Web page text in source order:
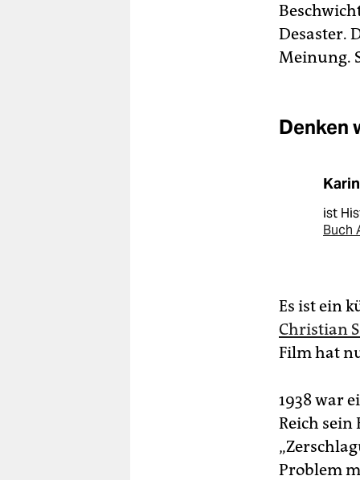
Desaster.
Meinung.
Denken
ist
Buch
Es ist ein
Christian
Film hat
1938 war
Reich
Problem